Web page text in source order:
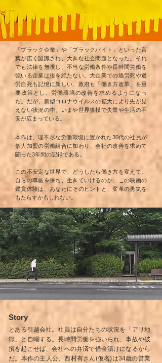
「ブラック企業」や「ブラックバイト」といった言
葉が広く認識され、大きな社会問題となった。それ
でも法律を無視し、不当な労働条件や長時間労働を
強いる企業は後を絶たない。大企業での過労死や過
労自死も記憶に新しい。政府も「働き方改革」を重
要政策とし、労働環境の改善を求めるようになっ
た。だが、新型コロナウイルスの拡大により先が見
えない状況の中、いまや世界規模で失業や生活の不
安が広まっている。
本作は、理不尽な労働環境に置かれた30代の社員が
個人加盟の労働組合に加わり、会社の改善を求めて
闘った3年間の記録である。
この不安定な世界で、どうしたら働き方を変えて、
自らの尊厳を保ち、生きていけるのか。この映画の
鑑賞体験は、あなたにそのヒントと、変革の勇気を
もたらすかもしれない。
Story
とある引越会社。社員は自分たちの状況を「アリ地
獄」と自嘲する。長時間労働を強いられ、事故や破
損を起こせば、会社への弁済で借金漬けになるから
だ。本作の主人公、西村有さん(仮名)は34歳の営業